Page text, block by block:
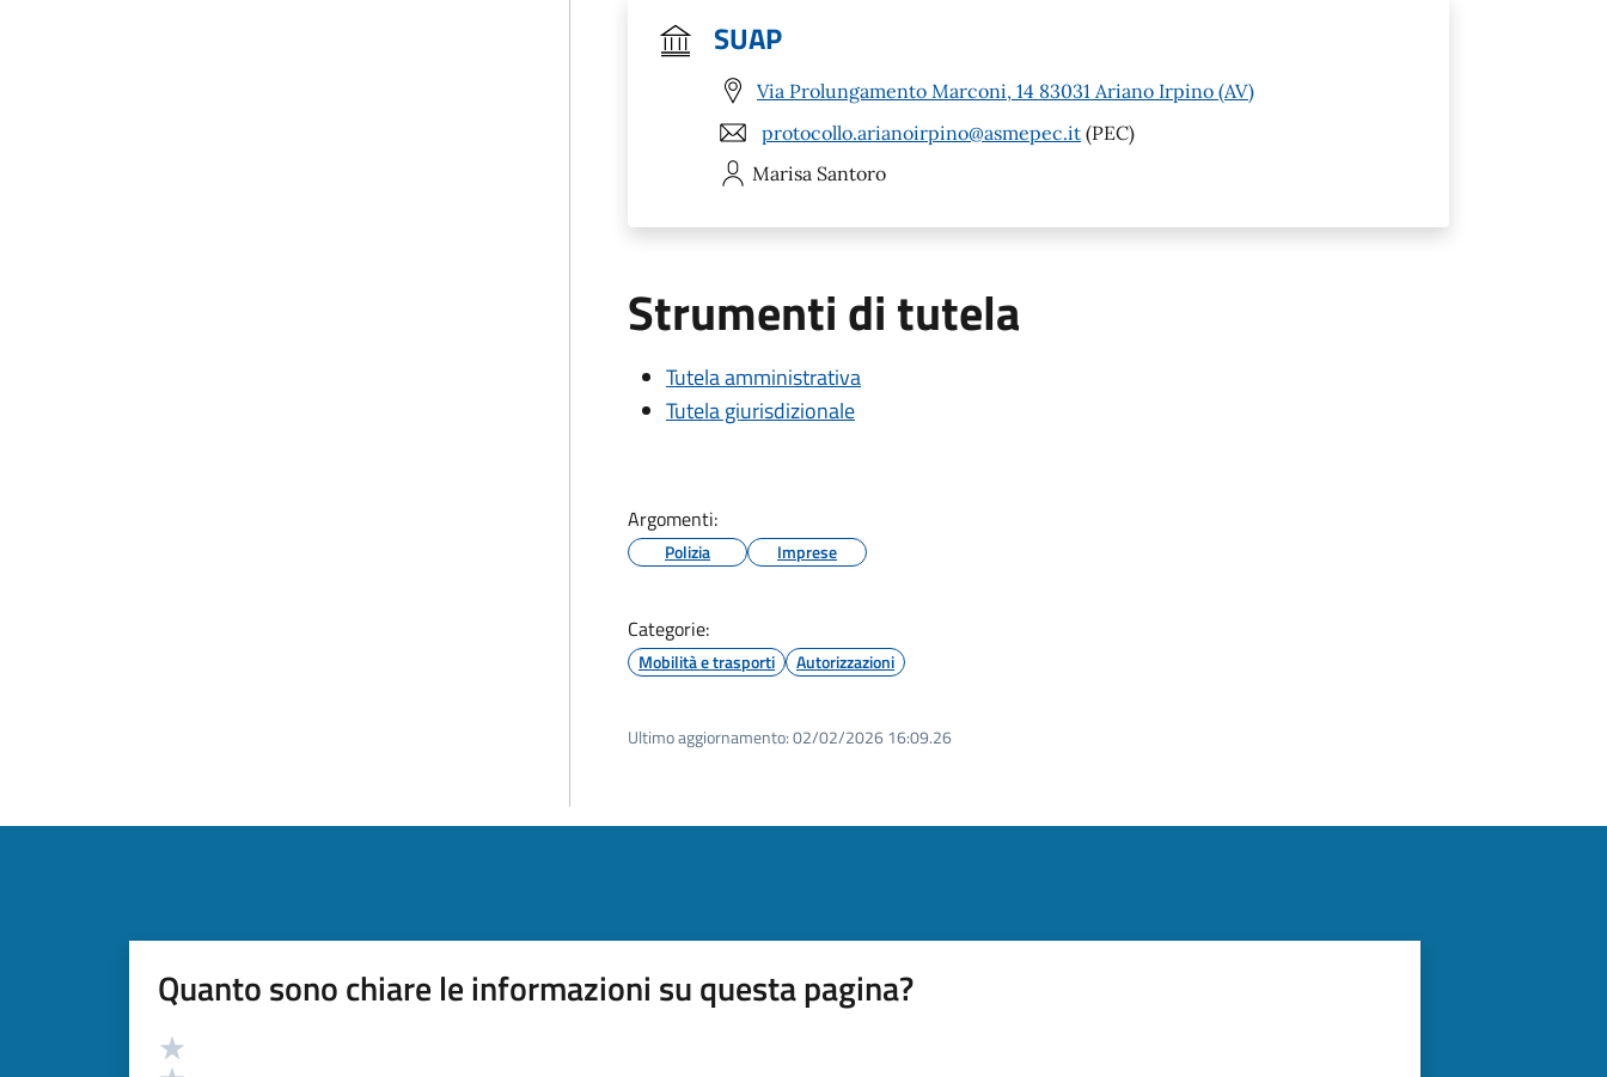
SUAP
Via Prolungamento Marconi, 14 83031 Ariano Irpino (AV)
protocollo.arianoirpino@asmepec.it (PEC)
Marisa Santoro
Strumenti di tutela
Tutela amministrativa
Tutela giurisdizionale
Argomenti:
Polizia Imprese
Categorie:
Mobilità e trasporti Autorizzazioni
Ultimo aggiornamento:02/02/2026 16:09.26
Quanto sono chiare le informazioni su questa pagina?
Valutazione